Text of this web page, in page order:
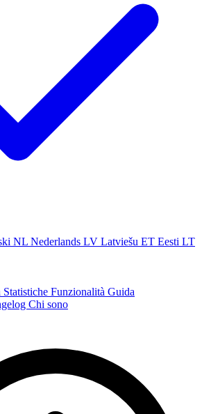
NL Nederlands LV Latviešu ET Eesti LT
Statistiche Funzionalità Guida
Chi sono